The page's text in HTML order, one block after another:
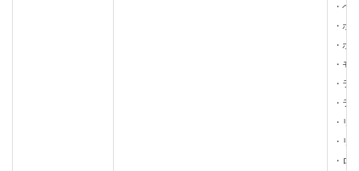
・ベ
・ボ
・ポ
・モ
・ラ
・ラ
・リ
・リ
・ロ